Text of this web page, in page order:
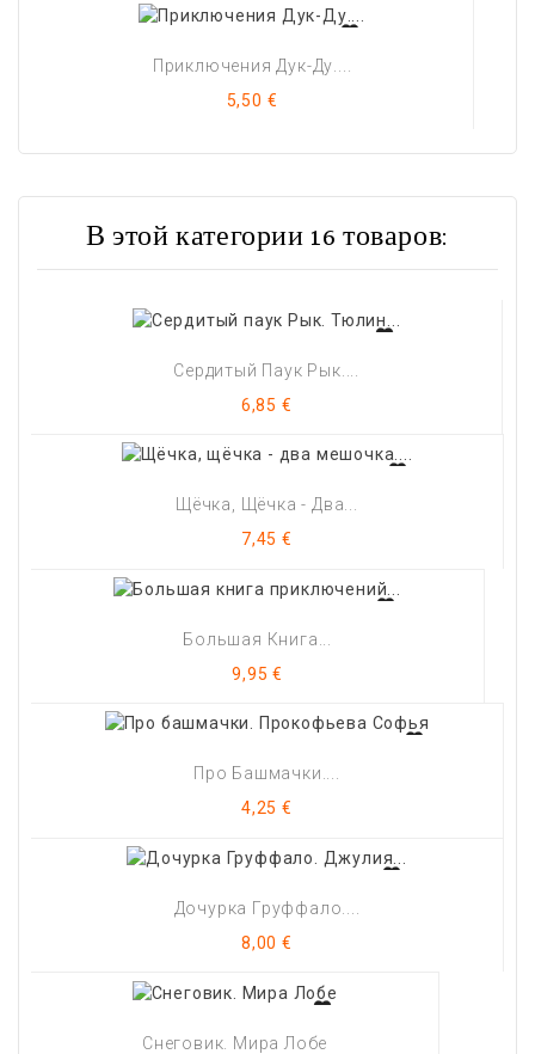
Приключения Дук-Ду....
Цена
5,50 €
В этой категории 16 товаров:
Сердитый Паук Рык....
Цена
6,85 €
Щёчка, Щёчка - Два...
Цена
7,45 €
Большая Книга...
Цена
9,95 €
Про Башмачки....
Цена
4,25 €
Дочурка Груффало....
Цена
8,00 €
Снеговик. Мира Лобе